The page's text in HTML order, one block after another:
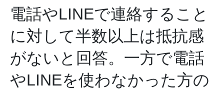
電話やLINEで連絡すること
に対して半数以上は抵抗感
がないと回答。一方で電話
やLINEを使わなかった方の